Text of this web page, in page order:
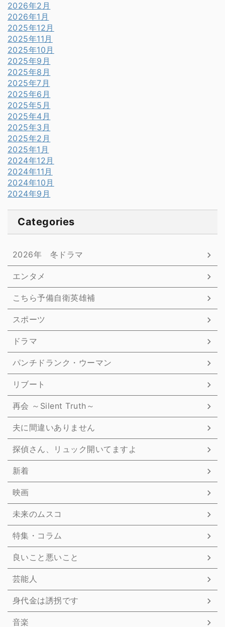
2026年2月
2026年1月
2025年12月
2025年11月
2025年10月
2025年9月
2025年8月
2025年7月
2025年6月
2025年5月
2025年4月
2025年3月
2025年2月
2025年1月
2024年12月
2024年11月
2024年10月
2024年9月
Categories
2026年 冬ドラマ
エンタメ
こちら予備自衛英雄補
スポーツ
ドラマ
パンチドランク・ウーマン
リブート
再会 ～Silent Truth～
夫に間違いありません
探偵さん、リュック開いてますよ
新着
映画
未来のムスコ
特集・コラム
良いこと悪いこと
芸能人
身代金は誘拐です
音楽